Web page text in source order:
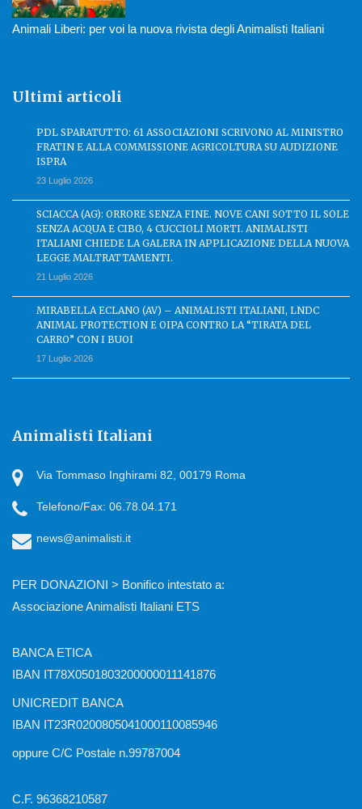
Animali Liberi: per voi la nuova rivista degli Animalisti Italiani
Ultimi articoli
PDL SPARATUTTO: 61 ASSOCIAZIONI SCRIVONO AL MINISTRO
FRATIN E ALLA COMMISSIONE AGRICOLTURA SU AUDIZIONE
ISPRA
23 Luglio 2026
SCIACCA (AG): ORRORE SENZA FINE. NOVE CANI SOTTO IL SOLE
SENZA ACQUA E CIBO, 4 CUCCIOLI MORTI. ANIMALISTI
ITALIANI CHIEDE LA GALERA IN APPLICAZIONE DELLA NUOVA
LEGGE MALTRATTAMENTI.
21 Luglio 2026
MIRABELLA ECLANO (AV) – ANIMALISTI ITALIANI, LNDC
ANIMAL PROTECTION E OIPA CONTRO LA “TIRATA DEL
CARRO” CON I BUOI
17 Luglio 2026
Animalisti Italiani
Via Tommaso Inghirami 82, 00179 Roma
Telefono/Fax: 06.78.04.171
news@animalisti.it
PER DONAZIONI > Bonifico intestato a:
Associazione Animalisti Italiani ETS
BANCA ETICA
IBAN IT78X0501803200000011141876
UNICREDIT BANCA
IBAN IT23R0200805041000110085946
oppure C/C Postale n.99787004
C.F. 96368210587